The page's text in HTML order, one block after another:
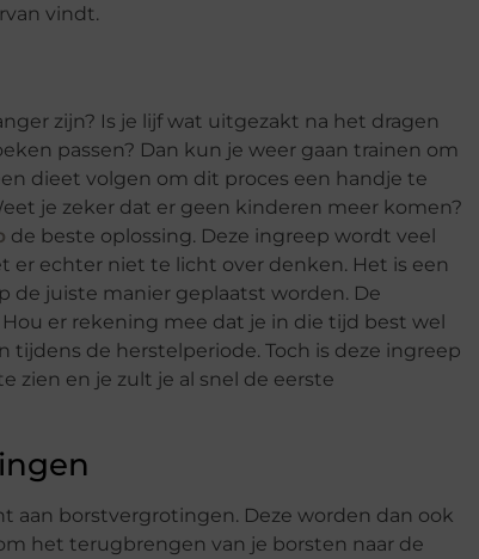
vindt.
zijn? Is je lijf wat uitgezakt na het dragen
passen? Dan kun je weer gaan trainen om
dieet volgen om dit proces een handje te
je zeker dat er geen kinderen meer komen?
de beste oplossing. Deze ingreep wordt veel
echter niet te licht over denken. Het is een
de juiste manier geplaatst worden. De
er rekening mee dat je in die tijd best wel
de herstelperiode. Toch is deze ingreep
zien en je zult je al snel de eerste
aan borstvergrotingen. Deze worden dan ook
het terugbrengen van je borsten naar de